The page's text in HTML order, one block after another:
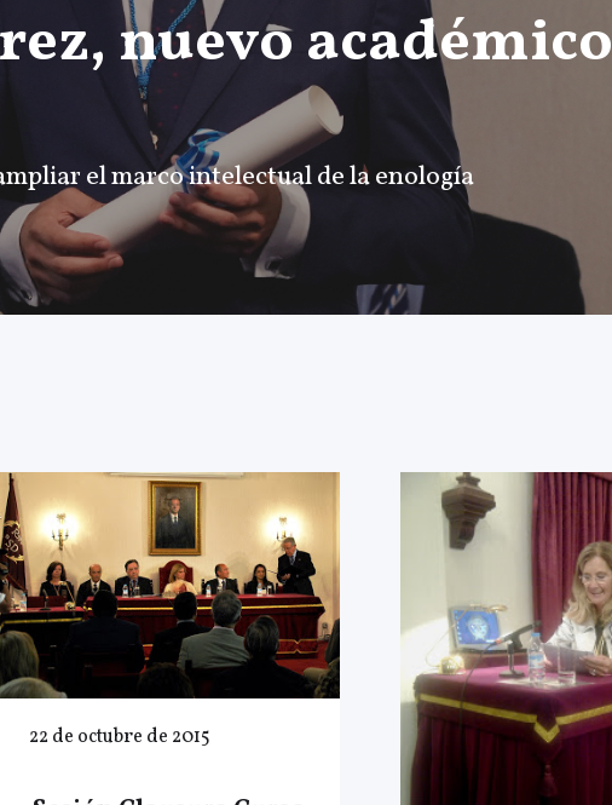
nuevo académico
el marco intelectual de la enología
22 de octubre de 2015